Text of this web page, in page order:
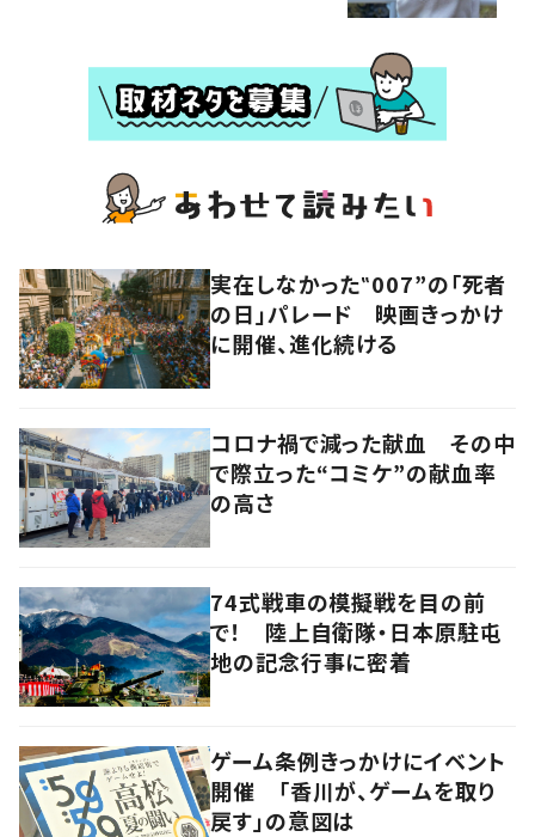
実在しなかった‟007”の「死者
の日」パレード 映画きっかけ
に開催、進化続ける
コロナ禍で減った献血 その中
で際立った“コミケ”の献血率
の高さ
74式戦車の模擬戦を目の前
で！ 陸上自衛隊・日本原駐屯
地の記念行事に密着
ゲーム条例きっかけにイベント
開催 「香川が、ゲームを取り
戻す」の意図は